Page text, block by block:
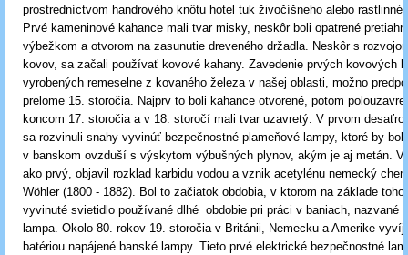
prostredníctvom handrového knôtu hotel tuk živočíšneho alebo
Prvé kameninové kahance mali tvar misky, neskôr boli opatrené
výbežkom a otvorom na zasunutie dreveného držadla. Neskôr s
kovov, sa začali používať kovové kahany. Zavedenie prvých kovových
vyrobených remeselne z kovaného železa v našej oblasti, možno
prelome 15. storočia. Najprv to boli kahance otvorené, potom
koncom 17. storočia a v 18. storočí mali tvar uzavretý. V prvom
sa rozvinuli snahy vyvinúť bezpečnostné plameňové lampy, ktoré by
v banskom ovzduší s výskytom výbušných plynov, akým je aj metán. V
ako prvý, objavil rozklad karbidu vodou a vznik acetylénu nemecký
Wöhler (1800 - 1882). Bol to začiatok obdobia, v ktorom na základe
vyvinuté svietidlo používané dlhé obdobie pri práci v baniach, nazvané
lampa. Okolo 80. rokov 19. storočia v Británii, Nemecku a Amerike
batériou napájené banské lampy. Tieto prvé elektrické bezpečnostné